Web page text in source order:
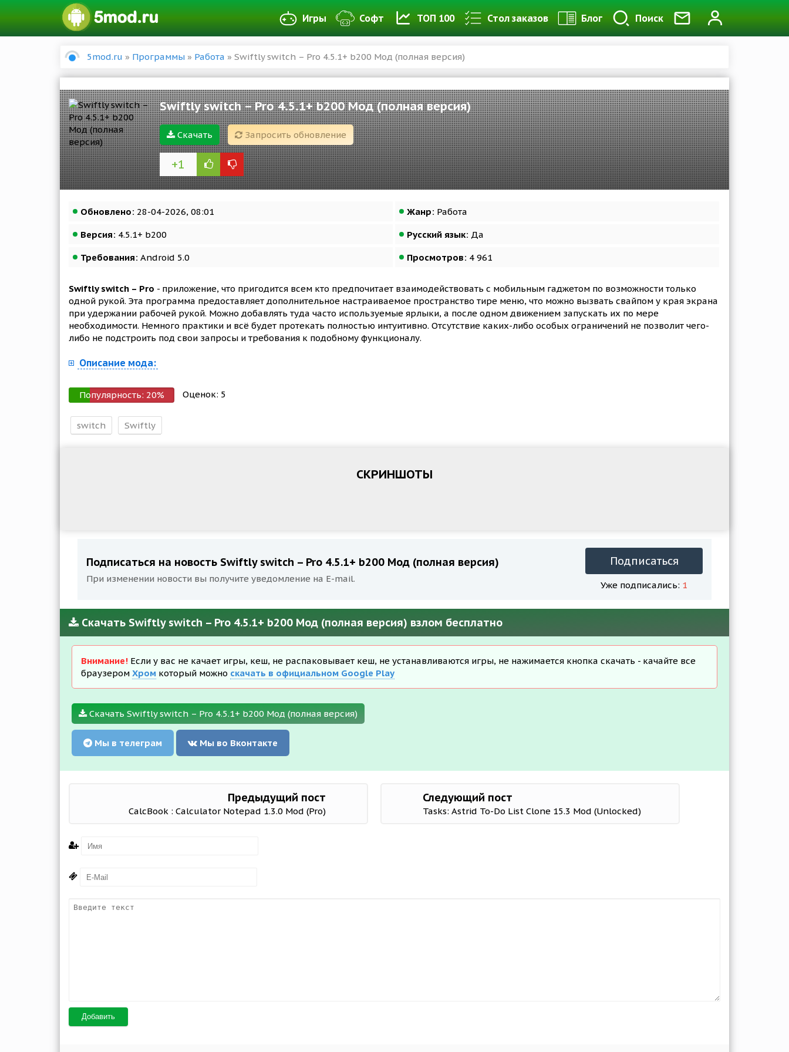
Игры Софт ТОП 100 Стол заказов Блог Поиск
5mod.ru » Программы » Работа » Swiftly switch – Pro 4.5.1+ b200 Мод (полная версия)
Swiftly switch – Pro 4.5.1+ b200 Мод (полная версия)
Скачать Запросить обновление
+1
Обновлено: 28-04-2026, 08:01 Жанр: Работа
Версия: 4.5.1+ b200 Русский язык: Да
Требования: Android 5.0 Просмотров: 4 961
Swiftly switch – Pro - приложение, что пригодится всем кто предпочитает взаимодействовать с мобильным гаджетом по возможности только
одной рукой. Эта программа предоставляет дополнительное настраиваемое пространство тире меню, что можно вызвать свайпом у края экрана
при удержании рабочей рукой. Можно добавлять туда часто используемые ярлыки, а после одном движением запускать их по мере
необходимости. Немного практики и всё будет протекать полностью интуитивно. Отсутствие каких-либо особых ограничений не позволит чего-
либо не подстроить под свои запросы и требования к подобному функционалу.
Описание мода:
Популярность: 20% Оценок: 5
switch Swiftly
СКРИНШОТЫ
Подписаться на новость Swiftly switch – Pro 4.5.1+ b200 Мод (полная версия)
При изменении новости вы получите уведомление на E-mail.
Подписаться
Уже подписались: 1
Скачать Swiftly switch – Pro 4.5.1+ b200 Мод (полная версия) взлом бесплатно
Внимание! Если у вас не качает игры, кеш, не распаковывает кеш, не устанавливаются игры, не нажимается кнопка скачать - качайте все
браузером Хром который можно скачать в официальном Google Play
Скачать Swiftly switch – Pro 4.5.1+ b200 Мод (полная версия)
Мы в телеграм Мы во Вконтакте
Предыдущий пост
CalcBook : Calculator Notepad 1.3.0 Mod (Pro)
Следующий пост
Tasks: Astrid To-Do List Clone 15.3 Mod (Unlocked)
Добавить